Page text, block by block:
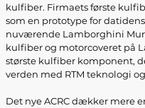
kulfiber. Firmaets første
som en prototype for
nuværende Lamborghini
kulfiber og motorcoveret på
største kulfiber komponent,
verden med RTM teknologi
Det nye ACRC dækker mere